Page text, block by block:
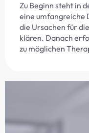
Zu Beginn steht in
eine umfangreiche
die Ursachen für
klären. Danach
zu möglichen